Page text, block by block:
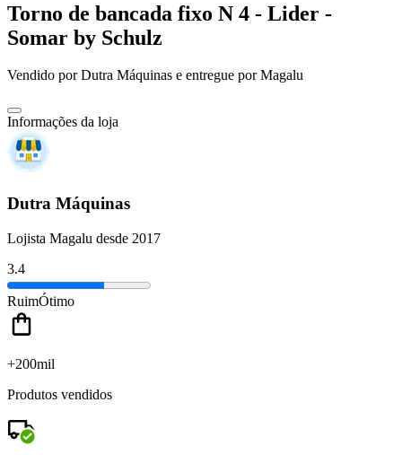
Torno de bancada fixo N 4 - Lider -
Somar by Schulz
Vendido porDutra Máquinas e entregue por Magalu
Informações da loja
Dutra Máquinas
Lojista Magalu desde 2017
3.4
RuimÓtimo
+200mil
Produtos vendidos